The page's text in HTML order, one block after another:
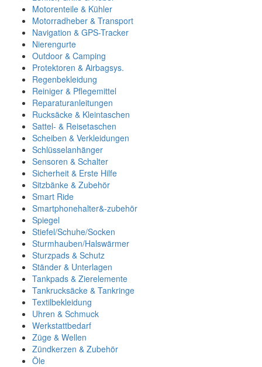
Motorenteile & Kühler
Motorradheber & Transport
Navigation & GPS-Tracker
Nierengurte
Outdoor & Camping
Protektoren & Airbagsys.
Regenbekleidung
Reiniger & Pflegemittel
Reparaturanleitungen
Rucksäcke & Kleintaschen
Sattel- & Reisetaschen
Scheiben & Verkleidungen
Schlüsselanhänger
Sensoren & Schalter
Sicherheit & Erste Hilfe
Sitzbänke & Zubehör
Smart Ride
Smartphonehalter&-zubehör
Spiegel
Stiefel/Schuhe/Socken
Sturmhauben/Halswärmer
Sturzpads & Schutz
Ständer & Unterlagen
Tankpads & Zierelemente
Tankrucksäcke & Tankringe
Textilbekleidung
Uhren & Schmuck
Werkstattbedarf
Züge & Wellen
Zündkerzen & Zubehör
Öle